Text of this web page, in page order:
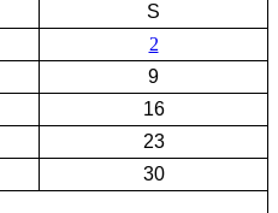
S
2
9
16
23
30